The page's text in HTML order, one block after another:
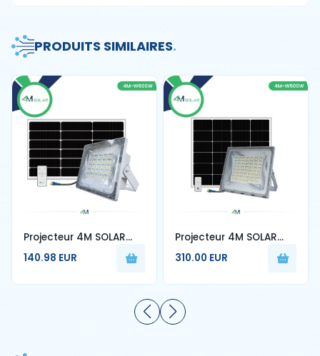
PRODUITS SIMILAIRES.
Projecteur 4M SOLAR
W600W
140.98 EUR
Projecteur 4M SOLAR
W500W
310.00 EUR